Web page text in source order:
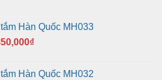
Hàn Quốc MH033
₫Giá
Hàn Quốc MH032